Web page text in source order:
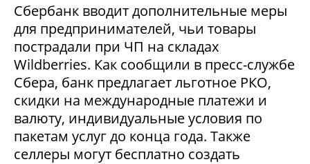
Сбербанк вводит дополнительные меры
для предпринимателей, чьи товары
пострадали при ЧП на складах
Wildberries. Как сообщили в пресс-службе
Сбера, банк предлагает льготное РКО,
скидки на международные платежи и
валюту, индивидуальные условия по
пакетам услуг до конца года. Также
селлеры могут бесплатно создать